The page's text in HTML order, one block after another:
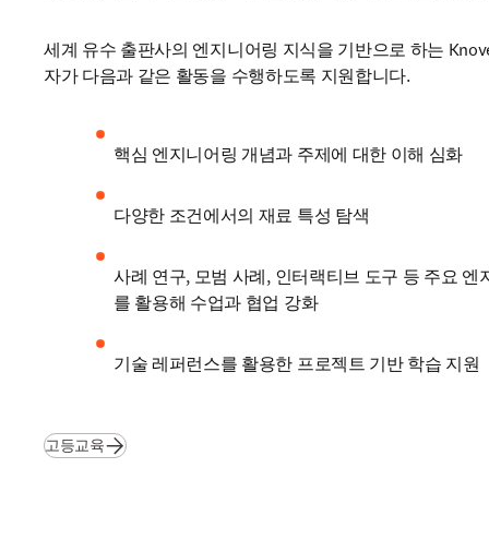
세계 유수 출판사의 엔지니어링 지식을 기반으로 하는
자가 다음과 같은 활동을 수행하도록 지원합니다.
핵심 엔지니어링 개념과 주제에 대한 이해 심화
다양한 조건에서의 재료 특성 탐색
사례 연구, 모범 사례, 인터랙티브 도구 등 주요 엔
를 활용해 수업과 협업 강화
기술 레퍼런스를 활용한 프로젝트 기반 학습 지원
고등교육